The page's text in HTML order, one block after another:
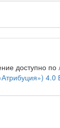
доступно по
4.0